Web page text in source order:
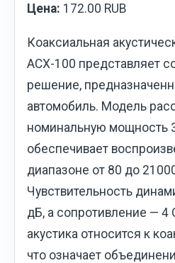
Цена: 172.00 RUB
Коаксиальная
ACX-100 представляет
решение,
автомобиль. Модель
номинальную мощность
обеспечивает
диапазоне от 80 до
Чувствительность
дБ, а сопротивление — 4
акустика относится к
что означает